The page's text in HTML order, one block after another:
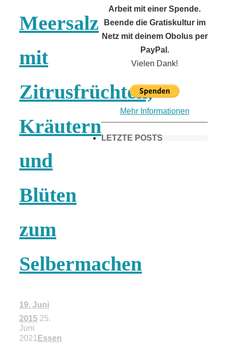
Meersalz
mit
Zitrusfrüchten,
Kräutern
und
Blüten
zum
Selbermachen
19. Juni
2015 25.
Juni
2021 Essen
Arbeit mit einer Spende.
Beende die Gratiskultur im
Netz mit deinem Obolus per
PayPal.
Vielen Dank!
Mehr Informationen
LETZTE POSTS
18 Lieblings-